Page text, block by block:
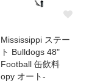
Mississippi ステー
ト Bulldogs 48"
Football 缶飲料
opy オート-